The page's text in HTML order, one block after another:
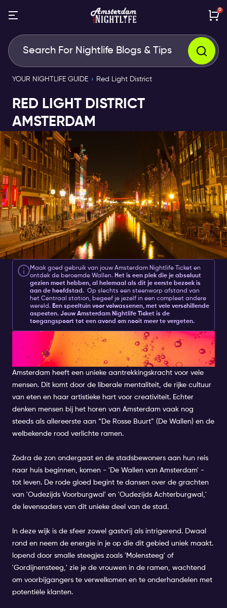
0
YOUR NIGHTLIFE GUIDE Red Light District
RED LIGHT DISTRICT
AMSTERDAM
Maak goed gebruik van jouw Amsterdam Nightlife Ticket en
ontdek de beroemde Wallen. Het is een plek die je absoluut
gezien moet hebben, al helemaal als dit je eerste bezoek is
aan de hoofdstad. Op slechts een steenworp afstand van
het Centraal station, begeef je jezelf in een compleet andere
wereld. Een speeltuin voor volwassenen, met vele verschillende
aspecten. Jouw Amsterdam Nightlife Ticket is de
toegangspoort tot een avond om nooit meer te vergeten.
DE LEVENDIGE ‘ROSSE BUURT’
VAN AMSTERDAM
Amsterdam heeft een unieke aantrekkingskracht voor vele
mensen. Dit komt door de liberale mentaliteit, de rijke cultuur
van eten en haar artistieke hart voor creativiteit. Echter
denken mensen bij het horen van Amsterdam vaak nog
steeds als allereerste aan “De Rosse Buurt” (De Wallen) en de
welbekende rood verlichte ramen.
Zodra de zon ondergaat en de stadsbewoners aan hun reis
naar huis beginnen, komen - 'De Wallen van Amsterdam' -
tot leven. De rode gloed begint te dansen over de grachten
van 'Oudezijds Voorburgwal' en 'Oudezijds Achterburgwal,'
de levensaders van dit unieke deel van de stad.
In deze wijk is de sfeer zowel gastvrij als intrigerend. Dwaal
rond en neem de energie in je op die dit gebied uniek maakt.
lopend door smalle steegjes zoals 'Molensteeg' of
'Gordijnensteeg,' zie je de vrouwen in de ramen, wachtend
om voorbijgangers te verwelkomen en te onderhandelen met
potentiële klanten.